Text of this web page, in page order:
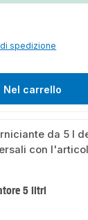
spedizione
Nel carrello
5 litri